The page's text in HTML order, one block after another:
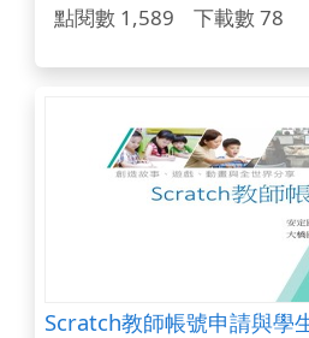
點閱數 1,589 下載數 78
Scratch教師帳號申請與學